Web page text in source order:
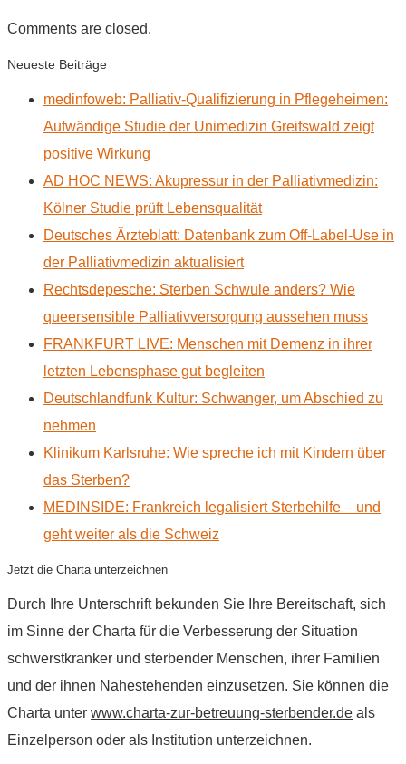
Comments are closed.
Neueste Beiträge
medinfoweb: Palliativ-Qualifizierung in Pflegeheimen:
Aufwändige Studie der Unimedizin Greifswald zeigt
positive Wirkung
AD HOC NEWS: Akupressur in der Palliativmedizin:
Kölner Studie prüft Lebensqualität
Deutsches Ärzteblatt: Datenbank zum Off-Label-Use in
der Palliativmedizin aktualisiert
Rechtsdepesche: Sterben Schwule anders? Wie
queersensible Palliativversorgung aussehen muss
FRANKFURT LIVE: Menschen mit Demenz in ihrer
letzten Lebensphase gut begleiten
Deutschlandfunk Kultur: Schwanger, um Abschied zu
nehmen
Klinikum Karlsruhe: Wie spreche ich mit Kindern über
das Sterben?
MEDINSIDE: Frankreich legalisiert Sterbehilfe – und
geht weiter als die Schweiz
Jetzt die Charta unterzeichnen
Durch Ihre Unterschrift bekunden Sie Ihre Bereitschaft, sich
im Sinne der Charta für die Verbesserung der Situation
schwerstkranker und sterbender Menschen, ihrer Familien
und der ihnen Nahestehenden einzusetzen. Sie können die
Charta unter www.charta-zur-betreuung-sterbender.de als
Einzelperson oder als Institution unterzeichnen.